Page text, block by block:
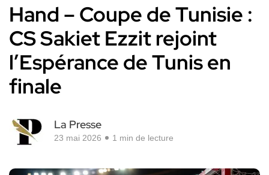
Hand – Coupe de Tunisie :
CS Sakiet Ezzit rejoint
l’Espérance de Tunis en
finale
La Presse
23 mai 2026 1 min de lecture